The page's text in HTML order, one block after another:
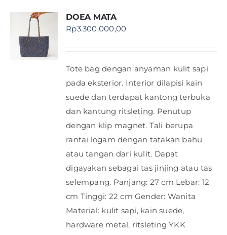
DOEA MATA
Rp3.300.000,00
Tote bag dengan anyaman kulit sapi
pada eksterior. Interior dilapisi kain
suede dan terdapat kantong terbuka
dan kantung ritsleting. Penutup
dengan klip magnet. Tali berupa
rantai logam dengan tatakan bahu
atau tangan dari kulit. Dapat
digayakan sebagai tas jinjing atau tas
selempang. Panjang: 27 cm Lebar: 12
cm Tinggi: 22 cm Gender: Wanita
Material: kulit sapi, kain suede,
hardware metal, ritsleting YKK